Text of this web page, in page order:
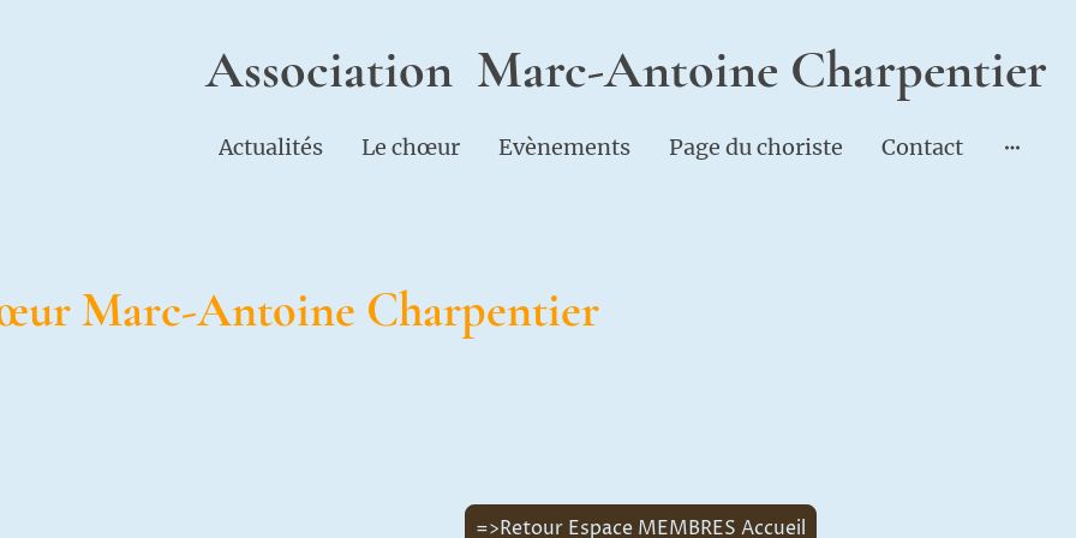
Association Marc-Antoine Charpentier
Actualités Le chœur Evènements Page du choriste Contact
Marc-Antoine Charpentier
=>Retour Espace MEMBRES Accueil